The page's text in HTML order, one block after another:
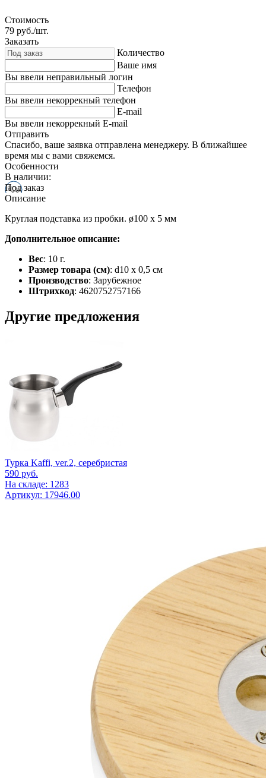
Стоимость
79 руб./шт.
Заказать
Количество
Ваше имя
Вы ввели неправильный логин
Телефон
Вы ввели некоррекный телефон
E-mail
Вы ввели некоррекный E-mail
Отправить
Спасибо, ваше заявка отправлена менеджеру. В ближайшее
время мы с вами свяжемся.
Особенности
В наличии:
Под заказ
Описание
Круглая подставка из пробки. ø100 x 5 мм
Дополнительное описание:
Вес: 10 г.
Размер товара (см): d10 x 0,5 см
Производство: Зарубежное
Штрихкод: 4620752757166
Другие предложения
Турка Kaffi, ver.2, серебристая
590 руб.
На складе: 1283
Артикул: 17946.00